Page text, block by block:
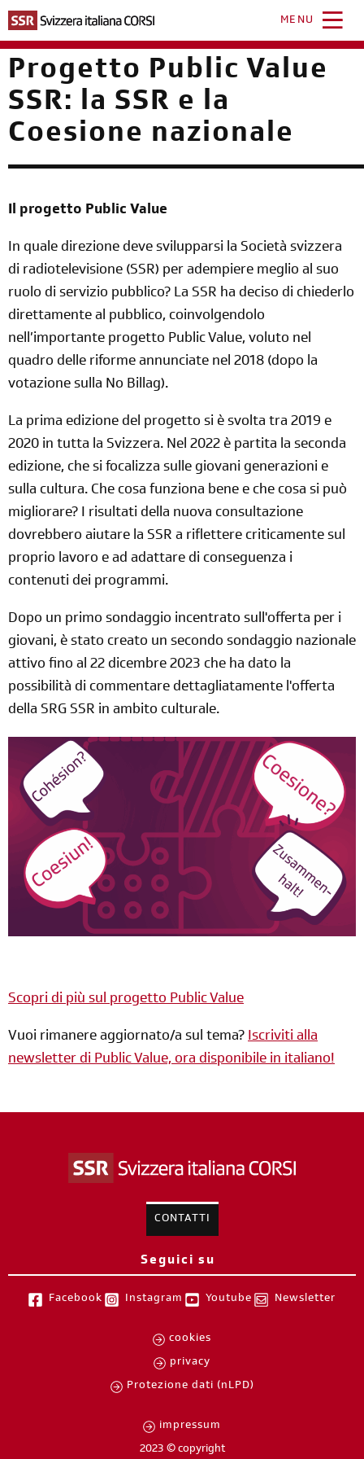
contenuto
principale
MENU
Progetto Public Value
SSR: la SSR e la
Coesione nazionale
Il progetto Public Value
In quale direzione deve svilupparsi la Società svizzera
di radiotelevisione (SSR) per adempiere meglio al suo
ruolo di servizio pubblico? La SSR ha deciso di chiederlo
direttamente al pubblico, coinvolgendolo
nell’importante progetto Public Value, voluto nel
quadro delle riforme annunciate nel 2018 (dopo la
votazione sulla No Billag).
La prima edizione del progetto si è svolta tra 2019 e
2020 in tutta la Svizzera. Nel 2022 è partita la seconda
edizione, che si focalizza sulle giovani generazioni e
sulla cultura. Che cosa funziona bene e che cosa si può
migliorare? I risultati della nuova consultazione
dovrebbero aiutare la SSR a riflettere criticamente sul
proprio lavoro e ad adattare di conseguenza i
contenuti dei programmi.
Dopo un primo sondaggio incentrato sull'offerta per i
giovani, è stato creato un secondo sondaggio nazionale
attivo fino al 22 dicembre 2023 che ha dato la
possibilità di commentare dettagliatamente l'offerta
della SRG SSR in ambito culturale.
Scopri di più sul progetto Public Value
Vuoi rimanere aggiornato/a sul tema? Iscriviti alla
newsletter di Public Value, ora disponibile in italiano!
CONTATTI
Seguici su
Facebook Instagram Youtube Newsletter
cookies
privacy
Protezione dati (nLPD)
impressum
2023 © copyright